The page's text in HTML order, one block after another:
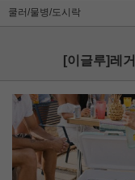
쿨러/물병/도시락
[이글루]레